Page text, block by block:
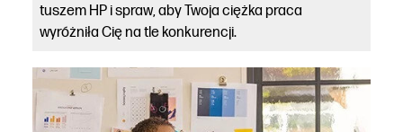
tuszem HP i spraw, aby Twoja ciężka praca
wyróżniła Cię na tle konkurencji.